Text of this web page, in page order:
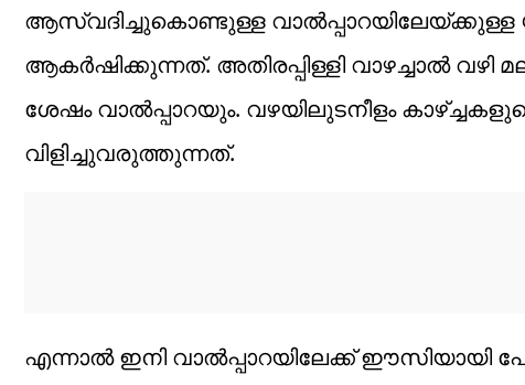
ആസ്വദിച്ചുകൊണ്ടുള്ള
ആകർഷിക്കുന്നത്. അതിരപ്പിള്ളി വാഴച്ചാൽ വഴി
ശേഷം വാൽപ്പാറയും. വഴയിലുടനീളം
വിളിച്ചുവരുത്തുന്നത്.
എന്നാൽ ഇനി വാൽപ്പാറയിലേക്ക് ഈസിയായി